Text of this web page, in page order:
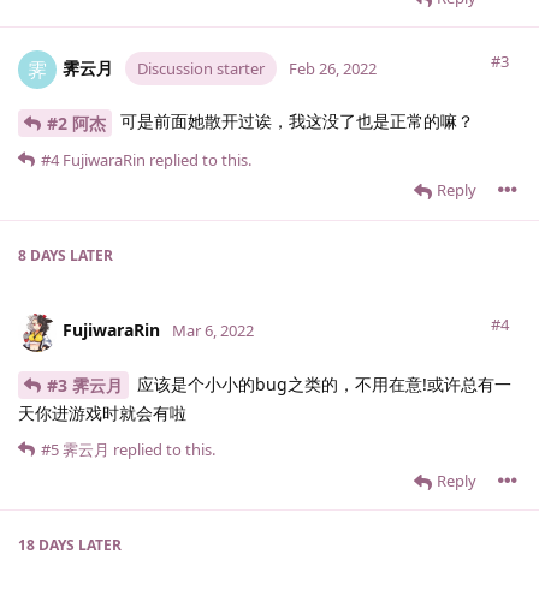
霁 霁云月 Discussion starter #3
Feb 26, 2022
#2 阿杰 可是前面她散开过诶，我这没了也是正常的嘛？
Reply
#4 FujiwaraRin replied to this.
8 DAYS LATER
FujiwaraRin #4
Mar 6, 2022
#3 霁云月
应该是个小小的bug之类的，不用在意!或许总有一
天你进游戏时就会有啦
Reply
#5霁云月 replied to this.
18 DAYS LATER